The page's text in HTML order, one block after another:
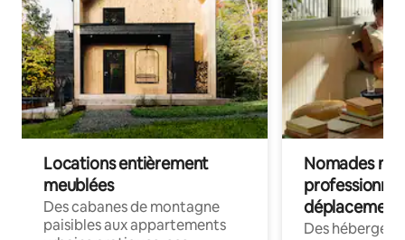
Locations entièrement
meublées
Des cabanes de montagne
paisibles aux appartements
Nomades
déplacement
Des